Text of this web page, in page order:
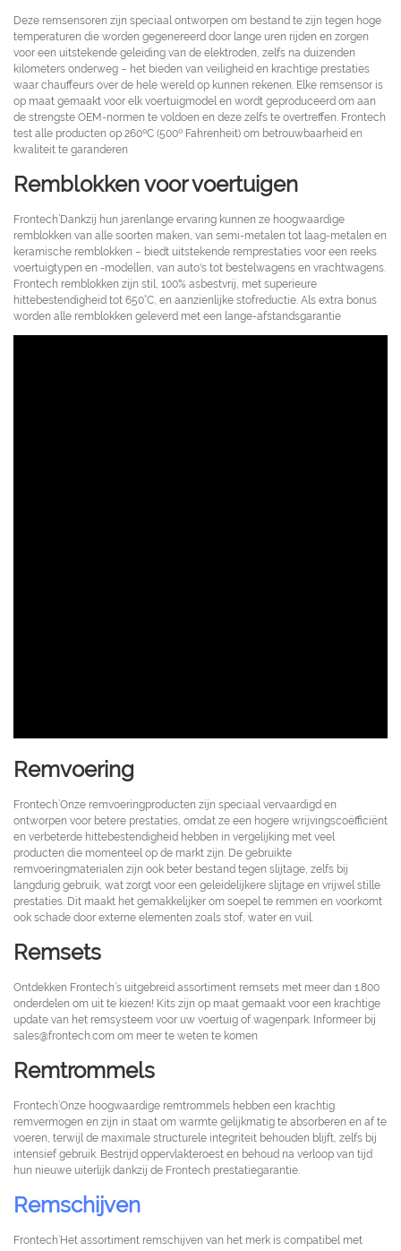
Deze remsensoren zijn speciaal ontworpen om bestand te zijn tegen hoge
temperaturen die worden gegenereerd door lange uren rijden en zorgen
voor een uitstekende geleiding van de elektroden, zelfs na duizenden
kilometers onderweg – het bieden van veiligheid en krachtige prestaties
waar chauffeurs over de hele wereld op kunnen rekenen. Elke remsensor is
op maat gemaakt voor elk voertuigmodel en wordt geproduceerd om aan
de strengste OEM-normen te voldoen en deze zelfs te overtreffen. Frontech
test alle producten op 260ºC (500º Fahrenheit) om betrouwbaarheid en
kwaliteit te garanderen
Remblokken voor voertuigen
Frontech’Dankzij hun jarenlange ervaring kunnen ze hoogwaardige
remblokken van alle soorten maken, van semi-metalen tot laag-metalen en
keramische remblokken – biedt uitstekende remprestaties voor een reeks
voertuigtypen en -modellen, van auto's tot bestelwagens en vrachtwagens.
Frontech remblokken zijn stil, 100% asbestvrij, met superieure
hittebestendigheid tot 650°C, en aanzienlijke stofreductie. Als extra bonus
worden alle remblokken geleverd met een lange-afstandsgarantie
Remvoering
Frontech’Onze remvoeringproducten zijn speciaal vervaardigd en
ontworpen voor betere prestaties, omdat ze een hogere wrijvingscoëfficiënt
en verbeterde hittebestendigheid hebben in vergelijking met veel
producten die momenteel op de markt zijn. De gebruikte
remvoeringmaterialen zijn ook beter bestand tegen slijtage, zelfs bij
langdurig gebruik, wat zorgt voor een geleidelijkere slijtage en vrijwel stille
prestaties. Dit maakt het gemakkelijker om soepel te remmen en voorkomt
ook schade door externe elementen zoals stof, water en vuil.
Remsets
Ontdekken Frontech’s uitgebreid assortiment remsets met meer dan 1.800
onderdelen om uit te kiezen! Kits zijn op maat gemaakt voor een krachtige
update van het remsysteem voor uw voertuig of wagenpark. Informeer bij
sales@frontech.com om meer te weten te komen
Remtrommels
Frontech’Onze hoogwaardige remtrommels hebben een krachtig
remvermogen en zijn in staat om warmte gelijkmatig te absorberen en af ​​te
voeren, terwijl de maximale structurele integriteit behouden blijft, zelfs bij
intensief gebruik. Bestrijd oppervlakteroest en behoud na verloop van tijd
hun nieuwe uiterlijk dankzij de Frontech prestatiegarantie.
Remschijven
Frontech’Het assortiment remschijven van het merk is compatibel met